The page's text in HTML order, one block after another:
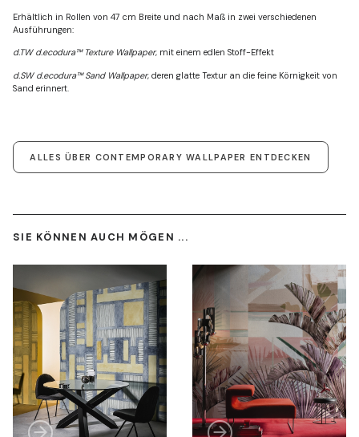
Erhältlich in Rollen von 47 cm Breite und nach Maß in zwei verschiedenen
Ausführungen:
d.TW d.ecodura™ Texture Wallpaper, mit einem edlen Stoff-Effekt
d.SW d.ecodura™ Sand Wallpaper, deren glatte Textur an die feine Körnigkeit von
Sand erinnert.
ALLES ÜBER CONTEMPORARY WALLPAPER ENTDECKEN
SIE KÖNNEN AUCH MÖGEN ...